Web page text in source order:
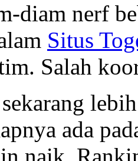
diam nerf
Situs
Salah
ada